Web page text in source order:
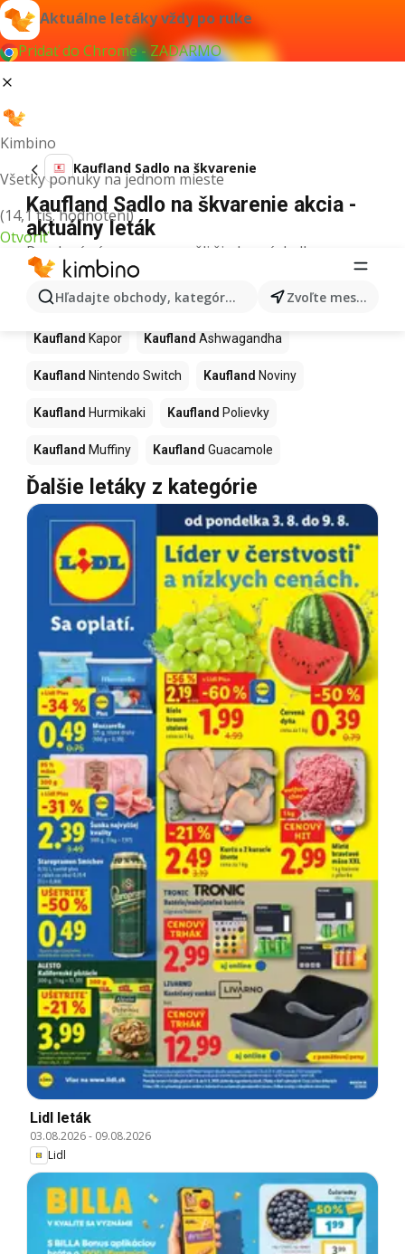
Aktuálne letáky vždy po ruke
Pridať do Chrome - ZADARMO
Kimbino
Všetky ponuky na jednom mieste
(14,1 tis. hodnotení)
Otvoriť
Hľadajte obchody, kategórie, produkty... Zvoľte mesto
Kaufland Sadlo na škvarenie
Kaufland Sadlo na škvarenie akcia -
aktuálny leták
Pre daný výraz sme nenašli žiadne výsledky.
Ďalšie produkty v obchodoch
Kaufland
Kaufland Kapor Kaufland Ashwagandha
Kaufland Nintendo Switch Kaufland Noviny
Kaufland Hurmikaki Kaufland Polievky
Kaufland Muffiny Kaufland Guacamole
Ďalšie letáky z kategórie
Lidl leták
03.08.2026- 09.08.2026
Lidl